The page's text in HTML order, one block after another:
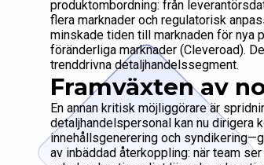
produktombordning: från
flera marknader och regulatorisk
minskade tiden till marknaden för nya
föränderliga marknader (Cleveroad).
trenddrivna detaljhandelssegment.
Framväxten av
En annan kritisk möjliggörare är
detaljhandelspersonal kan nu
innehållsgenerering och
av inbäddad återkoppling: när team